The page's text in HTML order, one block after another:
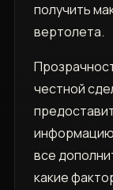
получить
вертолета.
честной
все
какие